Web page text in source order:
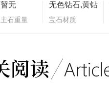
暂无
主石重量
无色钻石,黄钻
宝石材质